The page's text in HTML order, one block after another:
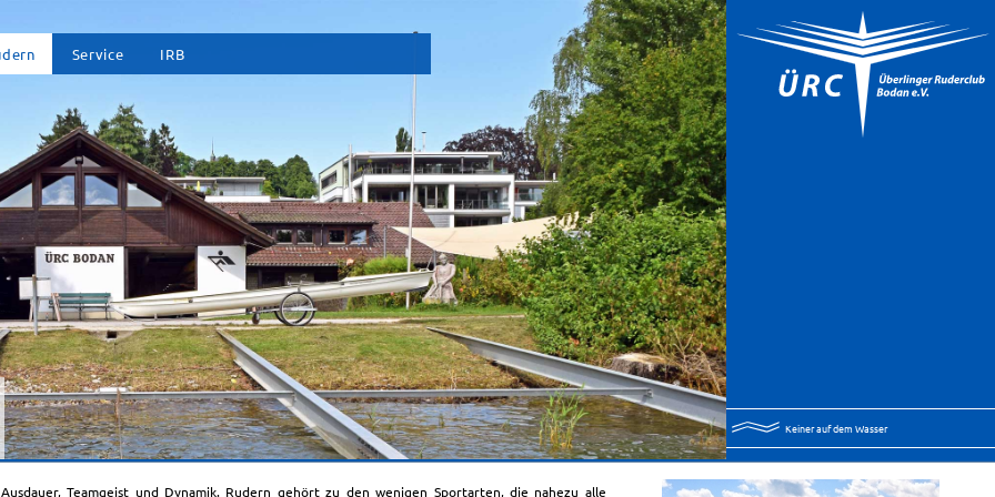
Service IRB
Keiner auf dem Wasser
Teamgeist und Dynamik. Rudern gehört zu den wenigen Sportarten, die nahezu alle